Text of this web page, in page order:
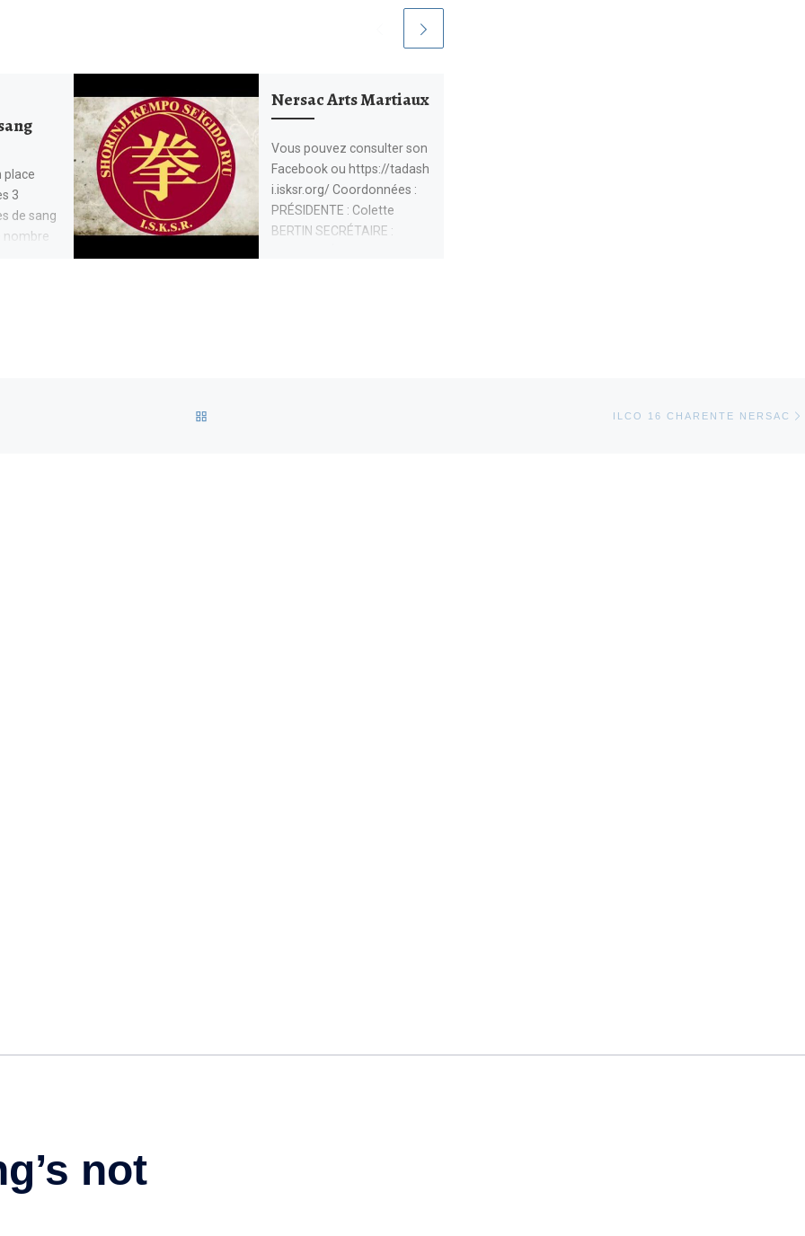
place
3
de sang
nombre
Nersac Arts Martiaux
Vous pouvez consulter son
Facebook ou https://tadash
i.isksr.org/ Coordonnées :
PRÉSIDENTE : Colette
BERTIN SECRÉTAIRE :
ILCO 16 CHARENTE NERSAC